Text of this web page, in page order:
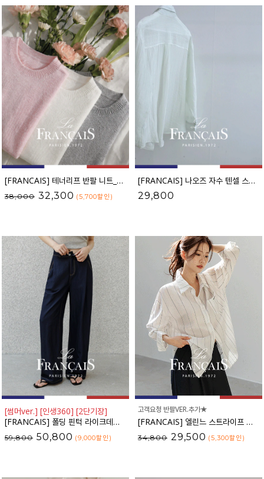
[FRANCAIS] 테너리프 반팔 니트_F6H298KN
38,000 32,300 (5,700할인 )
[FRANCAIS] 나오즈 자수 텐셀 스트라이프 셔츠_F6S278SH
29,800
[썸머ver.] [인생360] [2단기장]
[FRANCAIS] 폴딩 핀턱 라이크데님 와이드 팬츠(여름VER.)_F6H444PT
59,800 50,800 (9,000할인 )
고객요청 반팔VER.추가★
[FRANCAIS] 엘린느 스트라이프 레이온 셔츠_F6S261SH
34,800 29,500 (5,300할인 )